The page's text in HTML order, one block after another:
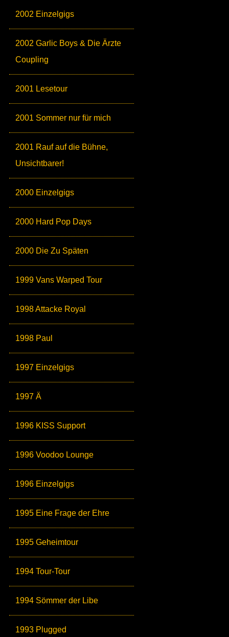
2002 Einzelgigs
2002 Garlic Boys & Die Ärzte
Coupling
2001 Lesetour
2001 Sommer nur für mich
2001 Rauf auf die Bühne,
Unsichtbarer!
2000 Einzelgigs
2000 Hard Pop Days
2000 Die Zu Späten
1999 Vans Warped Tour
1998 Attacke Royal
1998 Paul
1997 Einzelgigs
1997 Ä
1996 KISS Support
1996 Voodoo Lounge
1996 Einzelgigs
1995 Eine Frage der Ehre
1995 Geheimtour
1994 Tour-Tour
1994 Sömmer der Libe
1993 Plugged